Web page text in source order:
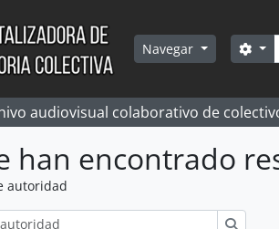
Navegar
audiovisual colaborativo de
han encontrado
autoridad